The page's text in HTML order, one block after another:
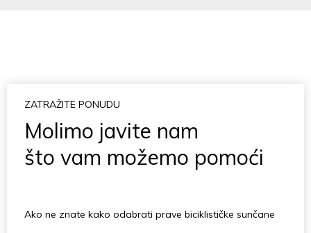
ZATRAŽITE PONUDU
Molimo javite nam
što vam možemo pomoći
Ako ne znate kako odabrati prave biciklističke sunčane